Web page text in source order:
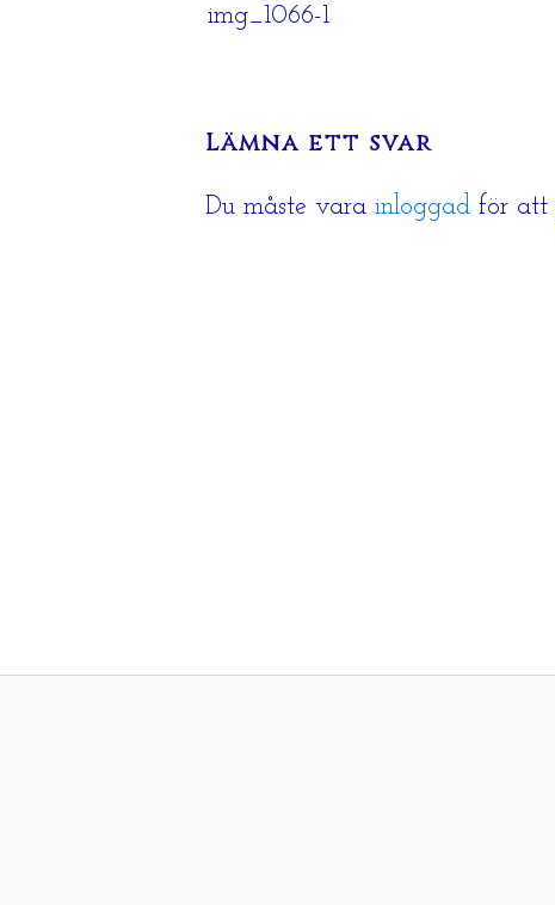
img_1066-1
Lämna ett svar
Du måste vara inloggad för att